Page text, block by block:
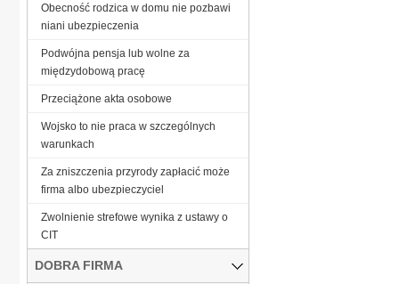
Obecność rodzica w domu nie pozbawi
niani ubezpieczenia
Podwójna pensja lub wolne za
międzydobową pracę
Przeciążone akta osobowe
Wojsko to nie praca w szczególnych
warunkach
Za zniszczenia przyrody zapłacić może
firma albo ubezpieczyciel
Zwolnienie strefowe wynika z ustawy o
CIT
DOBRA FIRMA